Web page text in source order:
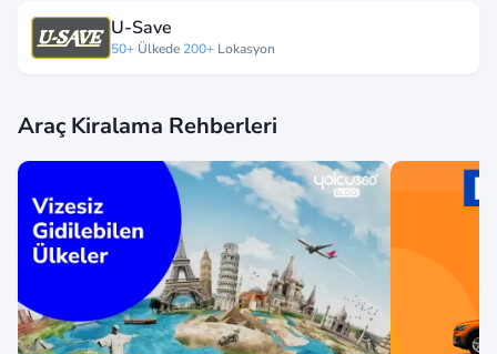
U-Save
50+ Ülkede 200+ Lokasyon
Araç Kiralama Rehberleri